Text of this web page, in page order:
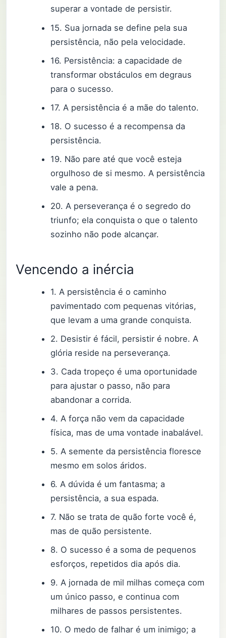
superar a vontade de persistir.
15. Sua jornada se define pela sua
persistência, não pela velocidade.
16. Persistência: a capacidade de
transformar obstáculos em degraus
para o sucesso.
17. A persistência é a mãe do talento.
18. O sucesso é a recompensa da
persistência.
19. Não pare até que você esteja
orgulhoso de si mesmo. A persistência
vale a pena.
20. A perseverança é o segredo do
triunfo; ela conquista o que o talento
sozinho não pode alcançar.
Vencendo a inércia
1. A persistência é o caminho
pavimentado com pequenas vitórias,
que levam a uma grande conquista.
2. Desistir é fácil, persistir é nobre. A
glória reside na perseverança.
3. Cada tropeço é uma oportunidade
para ajustar o passo, não para
abandonar a corrida.
4. A força não vem da capacidade
física, mas de uma vontade inabalável.
5. A semente da persistência floresce
mesmo em solos áridos.
6. A dúvida é um fantasma; a
persistência, a sua espada.
7. Não se trata de quão forte você é,
mas de quão persistente.
8. O sucesso é a soma de pequenos
esforços, repetidos dia após dia.
9. A jornada de mil milhas começa com
um único passo, e continua com
milhares de passos persistentes.
10. O medo de falhar é um inimigo; a